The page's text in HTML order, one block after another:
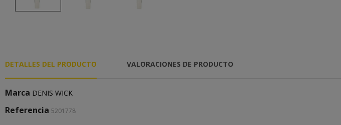
DETALLES DEL PRODUCTO VALORACIONES DE PRODUCTO
Marca DENIS WICK
Referencia 5201778